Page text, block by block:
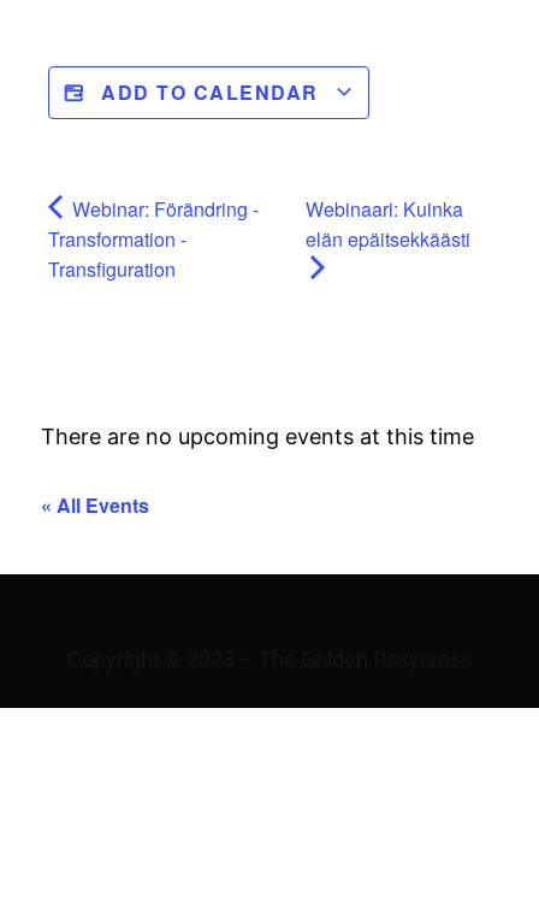
ADD TO CALENDAR
Webinar: Förändring -
Transformation -
Transfiguration
Webinaari: Kuinka
elän epäitsekkäästi
There are no upcoming events at this time
« All Events